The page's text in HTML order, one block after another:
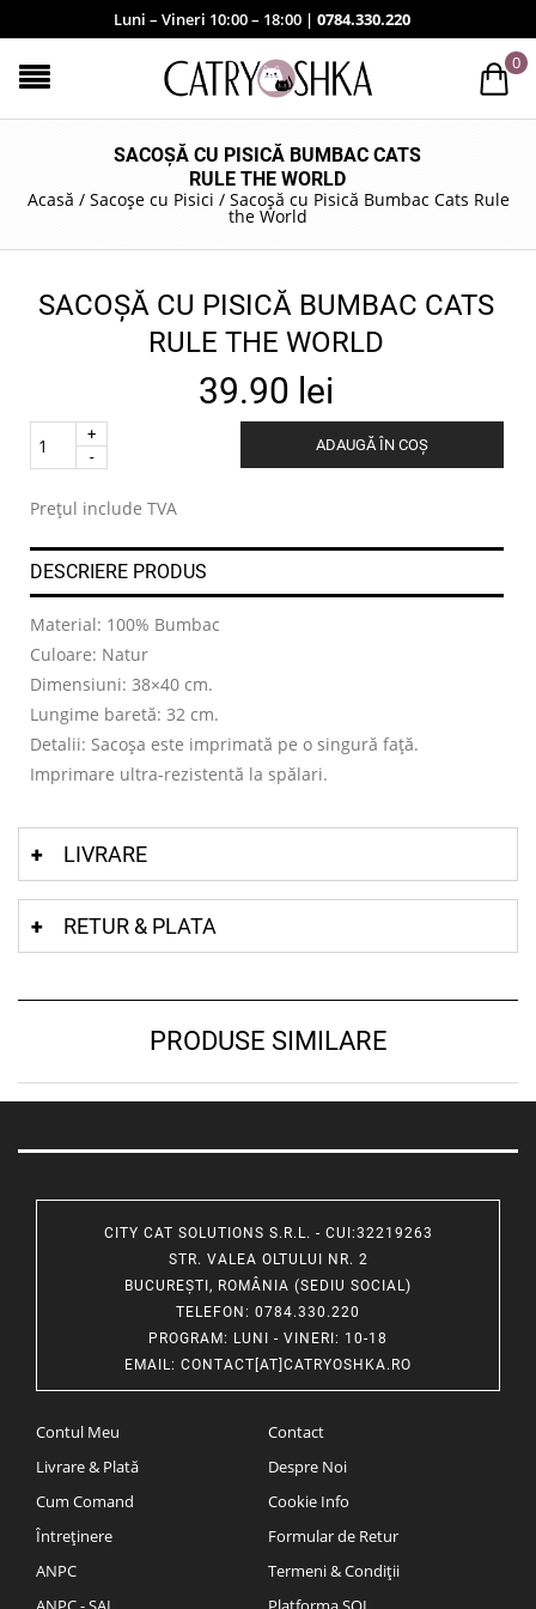
Luni – Vineri 10:00 – 18:00 | 0784.330.220
0
SACOȘĂ CU PISICĂ BUMBAC CATS
RULE THE WORLD
Acasă / Sacoșe cu Pisici / Sacoșă cu Pisică Bumbac Cats Rule
the World
SACOȘĂ CU PISICĂ BUMBAC CATS
RULE THE WORLD
39.90 lei
Quantity
ADAUGĂ ÎN COȘ
Prețul include TVA
DESCRIERE PRODUS
Material: 100% Bumbac
Culoare: Natur
Dimensiuni: 38×40 cm.
Lungime baretă: 32 cm.
Detalii: Sacoșa este imprimată pe o singură față.
Imprimare ultra-rezistentă la spălari.
LIVRARE
RETUR & PLATA
PRODUSE SIMILARE
CITY CAT SOLUTIONS S.R.L. - CUI:32219263
STR. VALEA OLTULUI NR. 2
BUCUREȘTI, ROMÂNIA (SEDIU SOCIAL)
TELEFON : 0784.330.220
PROGRAM: LUNI - VINERI: 10-18
EMAIL: CONTACT[AT]CATRYOSHKA.RO
Contul Meu
Livrare & Plată
Cum Comand
Întreținere
ANPC
Contact
Despre Noi
Cookie Info
Formular de Retur
Termeni & Condiții